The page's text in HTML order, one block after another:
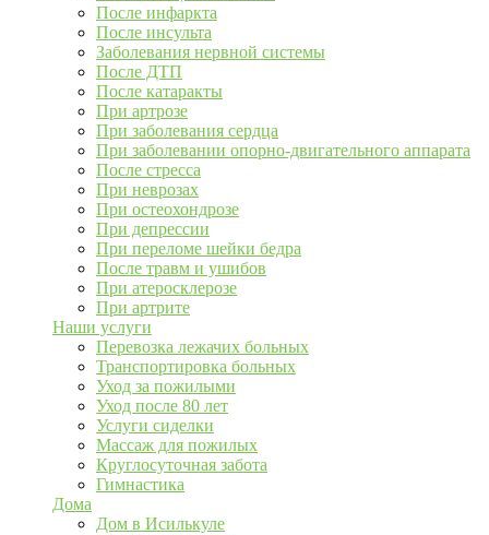
После инфаркта
После инсульта
Заболевания нервной системы
После ДТП
После катаракты
При артрозе
При заболевания сердца
При заболевании опорно-двигательного аппарата
После стресса
При неврозах
При остеохондрозе
При депрессии
При переломе шейки бедра
После травм и ушибов
При атеросклерозе
При артрите
Наши услуги
Перевозка лежачих больных
Транспортировка больных
Уход за пожилыми
Уход после 80 лет
Услуги сиделки
Массаж для пожилых
Круглосуточная забота
Гимнастика
Дома
Дом в Исилькуле